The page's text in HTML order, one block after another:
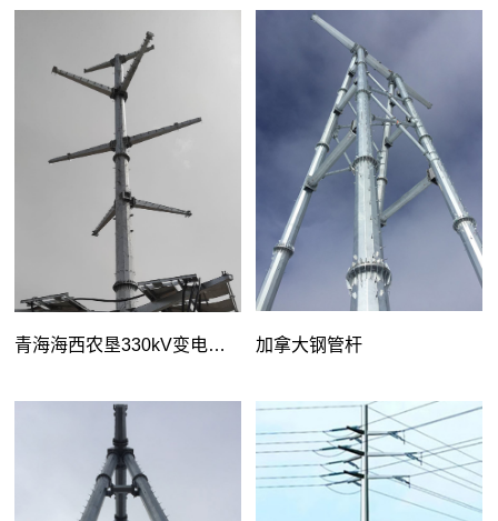
体工程—杆塔工程
青海海西农垦330kV变电站
110kV一期送出工程
加拿大钢管杆